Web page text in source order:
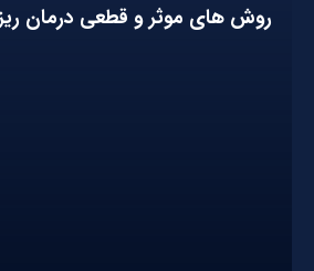
روش های موثر و قطعی درمان